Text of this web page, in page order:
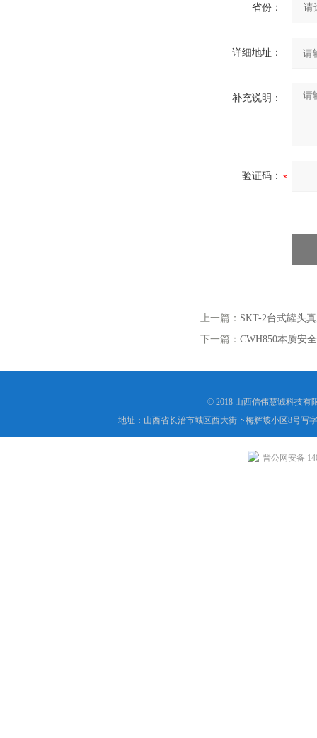
省份：
详细地址：
补充说明：
验证码：
上一篇： SKT-2台式罐头
下一篇： CWH850本质安
© 2018 山西信伟慧诚科技有
地址：山西省长治市城区西大街下梅辉坡小区8号写
晋公网安备